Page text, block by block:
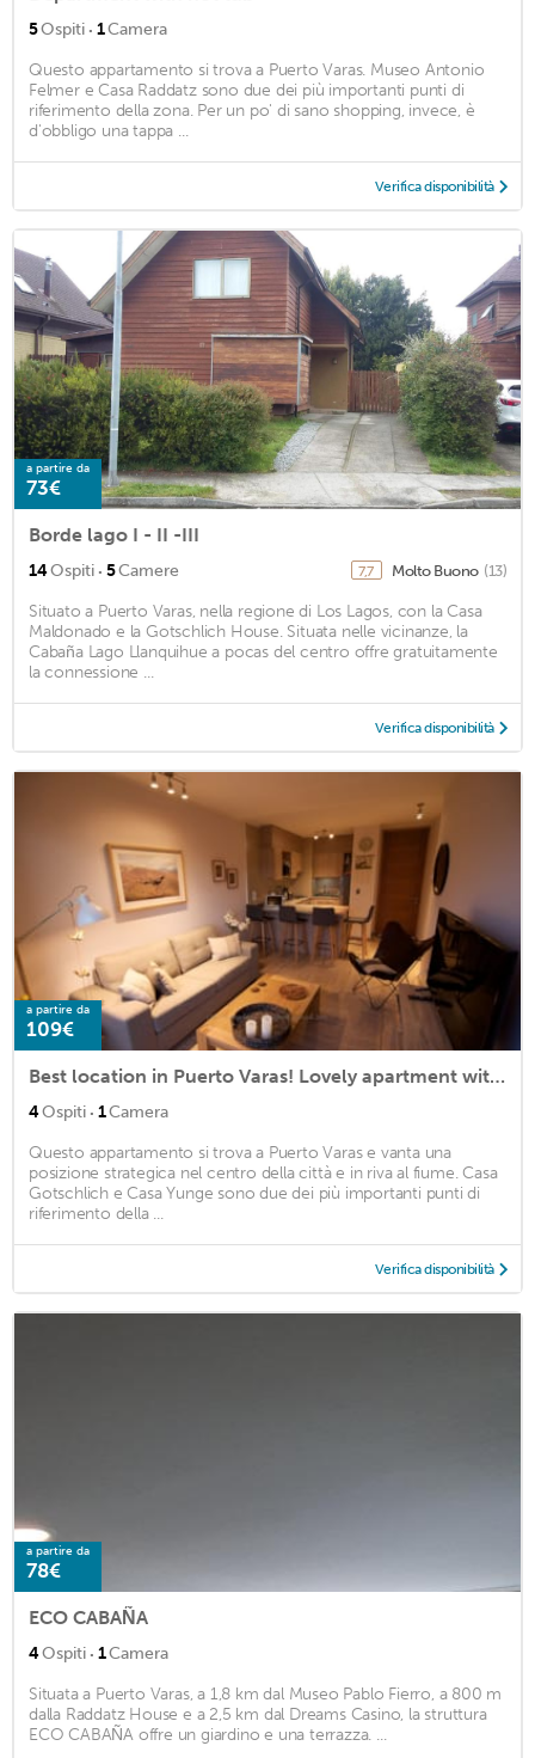
5Ospiti · 1Camera
Questo appartamento si trova a Puerto Varas. Museo Antonio
Felmer e Casa Raddatz sono due dei più importanti punti di
riferimento della zona. Per un po' di sano shopping, invece, è
d'obbligo una tappa ...
Verifica disponibilità
a partire da
73€
Borde lago I - II -III
14Ospiti · 5Camere 7,7 Molto Buono (13)
Situato a Puerto Varas, nella regione di Los Lagos, con la Casa
Maldonado e la Gotschlich House. Situata nelle vicinanze, la
Cabaña Lago Llanquihue a pocas del centro offre gratuitamente
la connessione ...
Verifica disponibilità
a partire da
109€
Best location in Puerto Varas! Lovely apartment with 2 baths for up to 4 guests.
4Ospiti · 1Camera
Questo appartamento si trova a Puerto Varas e vanta una
posizione strategica nel centro della città e in riva al fiume. Casa
Gotschlich e Casa Yunge sono due dei più importanti punti di
riferimento della ...
Verifica disponibilità
a partire da
78€
ECO CABAÑA
4Ospiti · 1Camera
Situata a Puerto Varas, a 1,8 km dal Museo Pablo Fierro, a 800 m
dalla Raddatz House e a 2,5 km dal Dreams Casino, la struttura
ECO CABAÑA offre un giardino e una terrazza. ...